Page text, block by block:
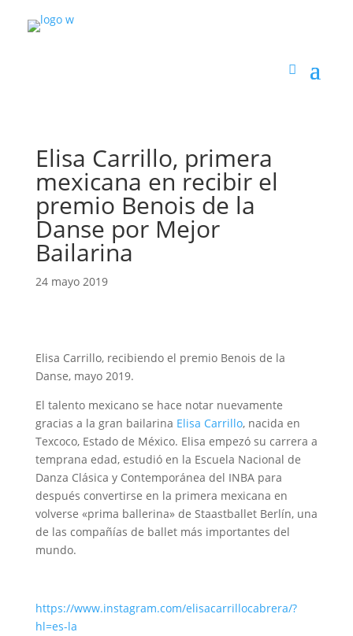
Elisa Carrillo, primera
mexicana en recibir el
premio Benois de la
Danse por Mejor
Bailarina
24 mayo 2019
Elisa Carrillo, recibiendo el premio Benois de la
Danse, mayo 2019.
El talento mexicano se hace notar nuevamente
gracias a la gran bailarina Elisa Carrillo, nacida en
Texcoco, Estado de México. Elisa empezó su carrera a
temprana edad, estudió en la Escuela Nacional de
Danza Clásica y Contemporánea del INBA para
después convertirse en la primera mexicana en
volverse «prima ballerina» de Staastballet Berlín, una
de las compañías de ballet más importantes del
mundo.
https://www.instagram.com/elisacarrillocabrera/?
hl=es-la